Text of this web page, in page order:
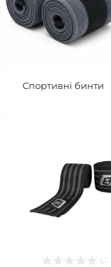
Спортивні бинти